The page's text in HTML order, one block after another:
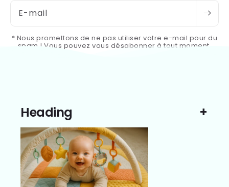
E-mail
* Nous promettons de ne pas utiliser votre e-mail pour du
spam ! Vous pouvez vous désabonner à tout moment.
Heading